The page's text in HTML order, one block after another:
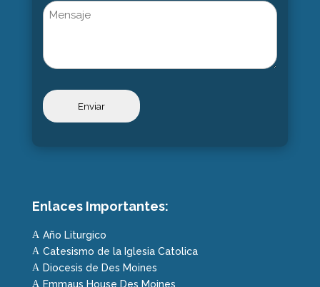
Untitled
Enlaces Importantes:
A Año Liturgico
A Catesismo de la Iglesia Catolica
A Diocesis de Des Moines
A Emmaus House Des Moines